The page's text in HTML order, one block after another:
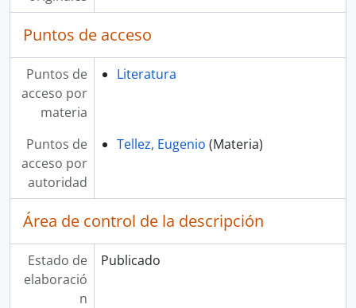
Puntos de acceso
Puntos de
acceso por
materia
Literatura
Puntos de
acceso por
autoridad
Tellez, Eugenio (Materia)
Área de control de la descripción
Estado de
elaboració
n
Publicado